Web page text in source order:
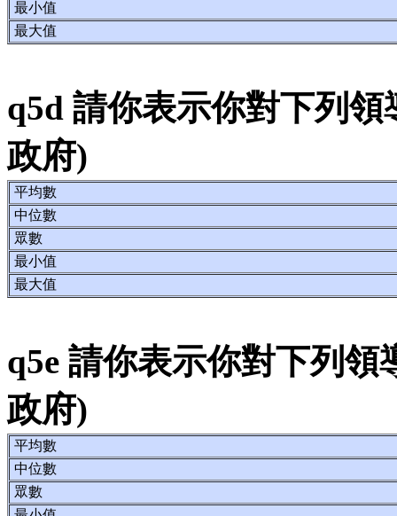
最小值
最大值
q5d 請你表示你對下列
政府)
平均數
中位數
眾數
最小值
最大值
q5e 請你表示你對下列
政府)
平均數
中位數
眾數